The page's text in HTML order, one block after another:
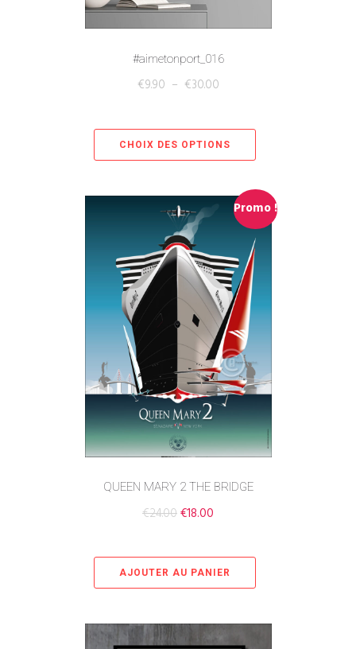
#aimetonport_016
€9.90 – €30.00
CHOIX DES OPTIONS
Promo !
QUEEN MARY 2 THE BRIDGE
€24.00€18.00
AJOUTER AU PANIER